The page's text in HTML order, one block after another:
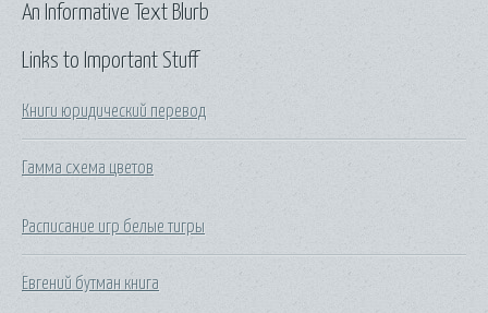
Links to Important Stuff
Книги юридический перевод
Гамма схема цветов
Расписание игр белые тигры
Евгений бутман книга
An Informative Text Blurb